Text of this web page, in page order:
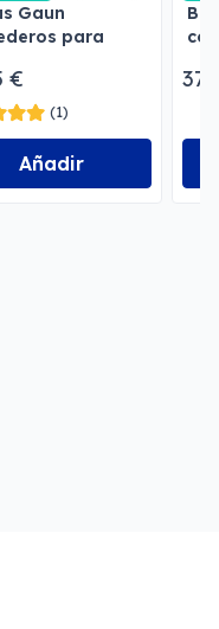
Gaun
para
€
(1)
Añadir